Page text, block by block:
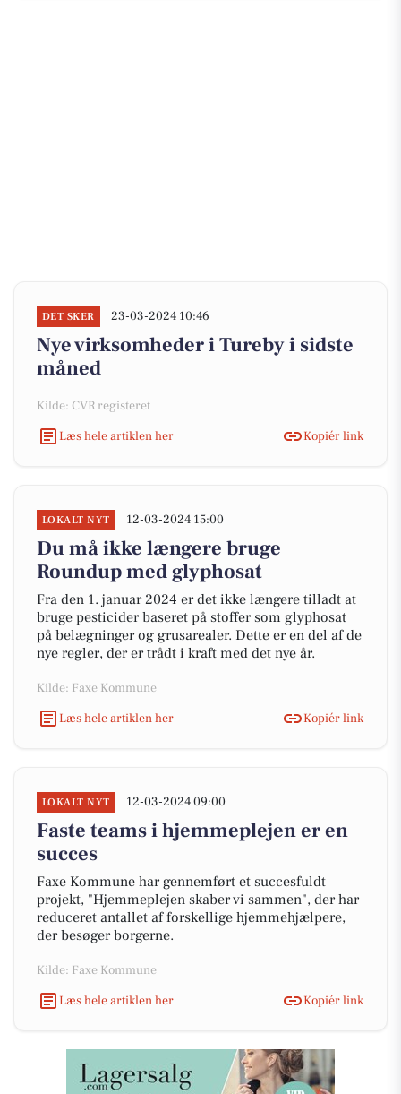
DET SKER 23-03-2024 10:46
Nye virksomheder i Tureby i sidste
måned
Kilde: CVR registeret
Læs hele artiklen her
Kopiér link
LOKALT NYT 12-03-2024 15:00
Du må ikke længere bruge
Roundup med glyphosat
Fra den 1. januar 2024 er det ikke længere tilladt at
bruge pesticider baseret på stoffer som glyphosat
på belægninger og grusarealer. Dette er en del af de
nye regler, der er trådt i kraft med det nye år.
Kilde: Faxe Kommune
Læs hele artiklen her
Kopiér link
LOKALT NYT 12-03-2024 09:00
Faste teams i hjemmeplejen er en
succes
Faxe Kommune har gennemført et succesfuldt
projekt, "Hjemmeplejen skaber vi sammen", der har
reduceret antallet af forskellige hjemmehjælpere,
der besøger borgerne.
Kilde: Faxe Kommune
Læs hele artiklen her
Kopiér link